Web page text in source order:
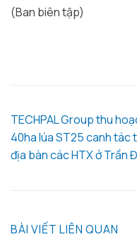
(Ban biên tập)
TECHPAL Group thu
40ha lúa ST25 canh tác
địa bàn các HTX ở Trần
BÀI VIẾT LIÊN QUAN